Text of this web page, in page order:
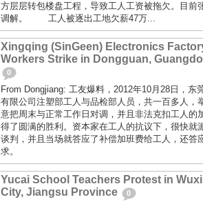
方层层转包楼盘工程，导致工人工资被拖欠。目前
调解。 工人被逐出工地欠薪47万...
Xingqing (SinGeen) Electronics
Workers Strike in Dongguan,
0
From Dongjiang: 工友爆料，2012年10月28日，东
有限公司注塑部工人与品检部人员，共一百多人，
意把周末与正常工作日对调，并且非法克扣工人的
得了圆满的胜利。资本家在工人的抗议下，很快就
谈判，并且当场就答应了补偿加班费给工人，还答
求。
Yucai School Teachers Protest in Wuxi
City, Jiangsu Province
0